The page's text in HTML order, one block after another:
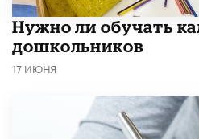
Нужно ли обучать
дошкольников
17 ИЮНЯ